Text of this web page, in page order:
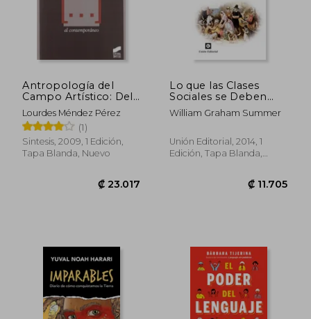
₡ 13.773
Antropología del
Campo Artístico: Del
Arte Primitivo-- al
Contemporáneo
Lourdes Méndez Pérez
(1)
Sintesis, 2009, 1 Edición,
Tapa Blanda, Nuevo
Lo que las Clases
Sociales se Deben
Unas a Otras
William Graham Summer
Unión Editorial, 2014, 1
Edición, Tapa Blanda,